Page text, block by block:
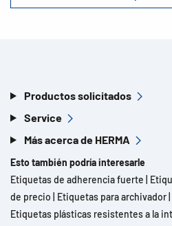
Productos solicitados
Service
Más acerca de HERMA
Esto también podría interesarle
Etiquetas de adherencia fuerte
de precio
Etiquetas para archivador
Etiquetas plásticas resistentes a la